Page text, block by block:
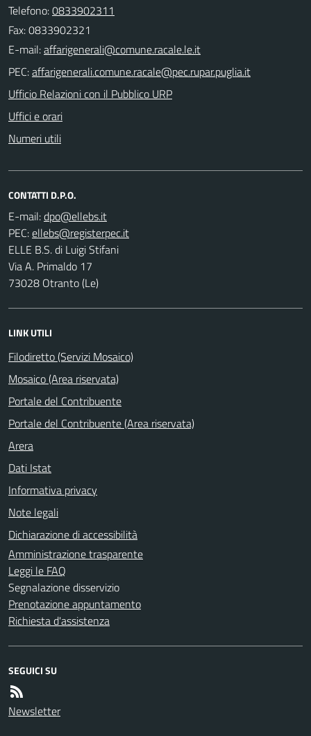
Telefono:0833902311
Fax: 0833902321
E-mail:
PEC:
Ufficio Relazioni con il Pubblico URP
Uffici e orari
Numeri utili
CONTATTI D.P.O.
E-mail:
PEC:
ELLE B.S. di Luigi Stifani
Via A. Primaldo 17
73028 Otranto (Le)
LINK UTILI
Filodiretto (Servizi Mosaico)
Mosaico (Area riservata)
Portale del Contribuente
Portale del Contribuente (Area riservata)
Arera
Dati Istat
Informativa privacy
Note legali
Dichiarazione di accessibilità
Amministrazione trasparente
Leggi le FAQ
Segnalazione disservizio
Prenotazione appuntamento
Richiesta d'assistenza
SEGUICI SU
Newsletter